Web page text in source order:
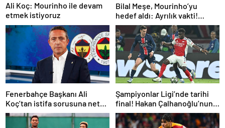
Ali Koç: Mourinho ile devam
etmek istiyoruz
Bilal Meşe, Mourinho’yu
hedef aldı: Ayrılık vakti!
Fenerbahçe’ye teknik
direktör önerisi
Fenerbahçe Başkanı Ali
Koç’tan istifa sorusuna net
yanıt! Mourinho’ya gelen dev
teklifi açıkladı
Şampiyonlar Ligi’nde tarihi
final! Hakan Çalhanoğlu’nun
takımı Inter’in rakibi belli oldu